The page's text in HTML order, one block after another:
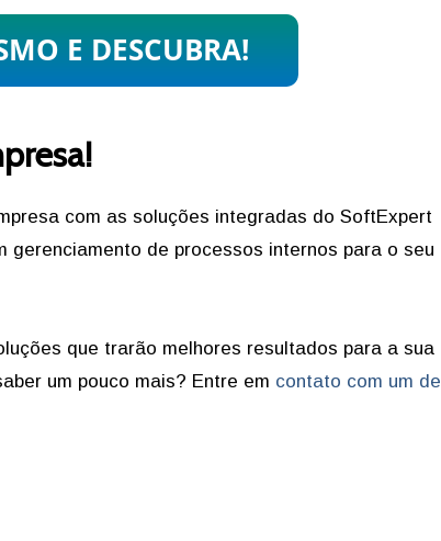
com as soluções integradas do SoftExpert
gerenciamento de processos internos para o seu
que trarão melhores resultados para a sua
um pouco mais? Entre em contato com um de